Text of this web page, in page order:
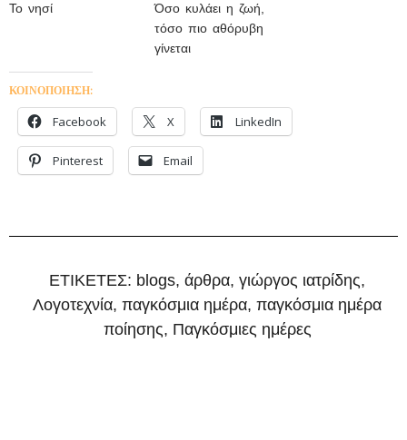
Το νησί
Όσο κυλάει η ζωή,
τόσο πιο αθόρυβη
γίνεται
ΚΟΙΝΟΠΟΙΗΣΗ:
Facebook X LinkedIn
Pinterest Email
ΕΤΙΚΕΤΕΣ: blogs, άρθρα, γιώργος ιατρίδης,
Λογοτεχνία, παγκόσμια ημέρα, παγκόσμια ημέρα
ποίησης, Παγκόσμιες ημέρες